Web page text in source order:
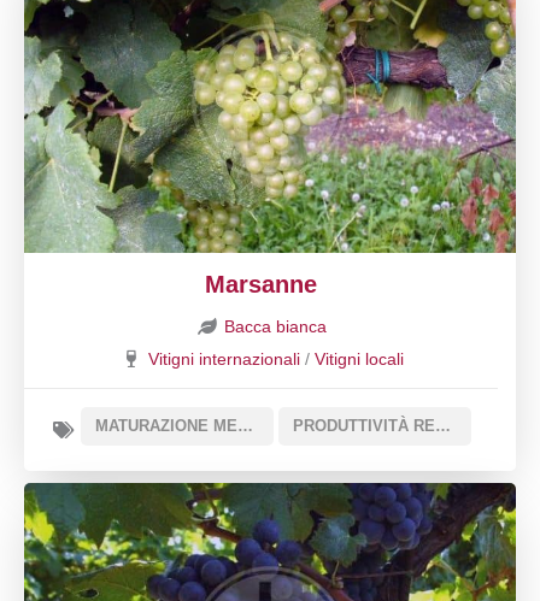
Marsanne
Bacca bianca
Vitigni internazionali/ Vitigni locali
MATURAZIONE MEDIA PRODUTTIVITÀ REGOLARE